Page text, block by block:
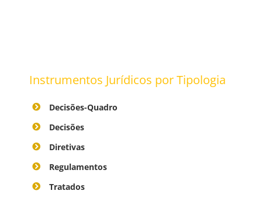
Instrumentos Jurídicos por Tipologia
Decisões-Quadro
Decisões
Diretivas
Regulamentos
Tratados